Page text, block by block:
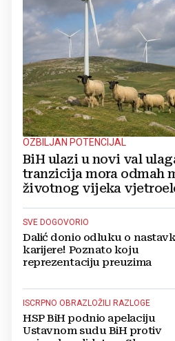
OZBILJAN POTENCIJAL
BiH ulazi u novi val
tranzicija mora odmah
životnog vijeka
SVE DOGOVORIO
Dalić donio odluku o
karijere! Poznato koju
reprezentaciju preuzima
ISCRPNO OBRAZLOŽILI RAZLOGE
HSP BiH podnio apelaciju
Ustavnom sudu BiH protiv